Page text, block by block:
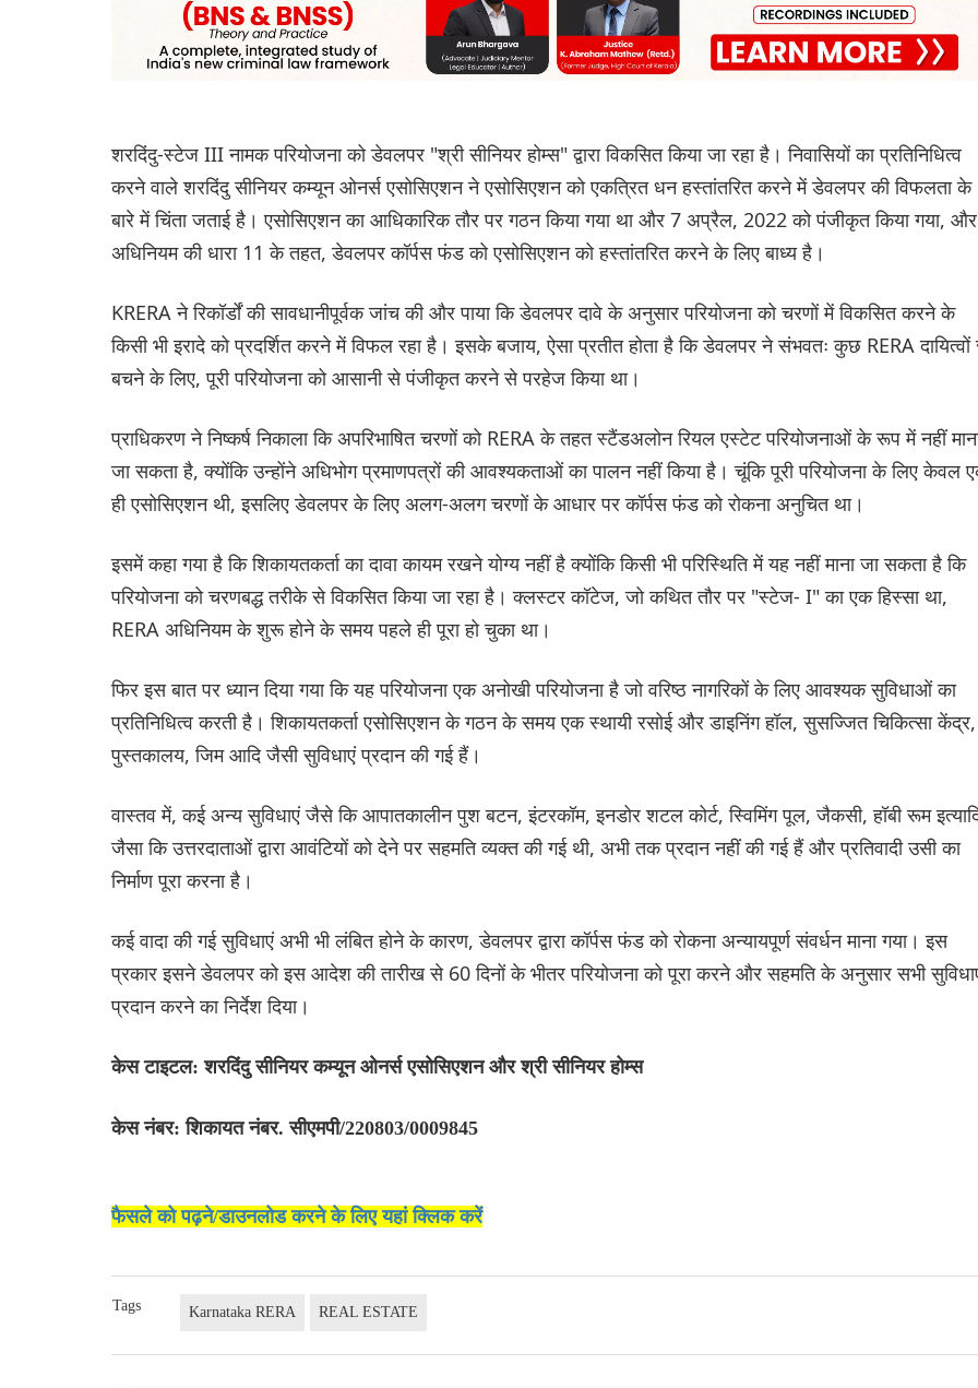
शरदिंदु-स्टेज III नामक परियोजना को डेवलपर "श्री सीनियर होम्स" द्वारा विकसित किया जा रहा है। निवासियों का प्रतिनिधित्व
करने वाले शरदिंदु सीनियर कम्यून ओनर्स एसोसिएशन ने एसोसिएशन को एकत्रित धन हस्तांतरित करने में डेवलपर की विफलता के
बारे में चिंता जताई है। एसोसिएशन का आधिकारिक तौर पर गठन किया गया था और 7 अप्रैल, 2022 को पंजीकृत किया गया, और
अधिनियम की धारा 11 के तहत, डेवलपर कॉर्पस फंड को एसोसिएशन को हस्तांतरित करने के लिए बाध्य है।
KRERA ने रिकॉर्डों की सावधानीपूर्वक जांच की और पाया कि डेवलपर दावे के अनुसार परियोजना को चरणों में विकसित करने के
किसी भी इरादे को प्रदर्शित करने में विफल रहा है। इसके बजाय, ऐसा प्रतीत होता है कि डेवलपर ने संभवतः कुछ RERA
बचने के लिए, पूरी परियोजना को आसानी से पंजीकृत करने से परहेज किया था।
प्राधिकरण ने निष्कर्ष निकाला कि अपरिभाषित चरणों को RERA के तहत स्टैंडअलोन रियल एस्टेट परियोजनाओं के रूप में नहीं
जा सकता है, क्योंकि उन्होंने अधिभोग प्रमाणपत्रों की आवश्यकताओं का पालन नहीं किया है। चूंकि पूरी परियोजना के लिए केवल
ही एसोसिएशन थी, इसलिए डेवलपर के लिए अलग-अलग चरणों के आधार पर कॉर्पस फंड को रोकना अनुचित था।
इसमें कहा गया है कि शिकायतकर्ता का दावा कायम रखने योग्य नहीं है क्योंकि किसी भी परिस्थिति में यह नहीं माना जा सकता है कि
परियोजना को चरणबद्ध तरीके से विकसित किया जा रहा है। क्लस्टर कॉटेज, जो कथित तौर पर "स्टेज- I" का एक हिस्सा था,
RERA अधिनियम के शुरू होने के समय पहले ही पूरा हो चुका था।
फिर इस बात पर ध्यान दिया गया कि यह परियोजना एक अनोखी परियोजना है जो वरिष्ठ नागरिकों के लिए आवश्यक सुविधाओं का
प्रतिनिधित्व करती है। शिकायतकर्ता एसोसिएशन के गठन के समय एक स्थायी रसोई और डाइनिंग हॉल, सुसज्जित चिकित्सा केंद्र,
पुस्तकालय, जिम आदि जैसी सुविधाएं प्रदान की गई हैं।
वास्तव में, कई अन्य सुविधाएं जैसे कि आपातकालीन पुश बटन, इंटरकॉम, इनडोर शटल कोर्ट, स्विमिंग पूल, जैकसी, हॉबी रूम
जैसा कि उत्तरदाताओं द्वारा आवंटियों को देने पर सहमति व्यक्त की गई थी, अभी तक प्रदान नहीं की गई हैं और प्रतिवादी उसी का
निर्माण पूरा करना है।
कई वादा की गई सुविधाएं अभी भी लंबित होने के कारण, डेवलपर द्वारा कॉर्पस फंड को रोकना अन्यायपूर्ण संवर्धन माना गया। इस
प्रकार इसने डेवलपर को इस आदेश की तारीख से 60 दिनों के भीतर परियोजना को पूरा करने और सहमति के अनुसार सभी
प्रदान करने का निर्देश दिया।
केस टाइटल: शरदिंदु सीनियर कम्यून ओनर्स एसोसिएशन और श्री सीनियर होम्स
केस नंबर: शिकायत नंबर. सीएमपी/220803/0009845
फैसले को पढ़ने/डाउनलोड करने के लिए यहां क्लिक करें
Tags Karnataka RERA REAL ESTATE